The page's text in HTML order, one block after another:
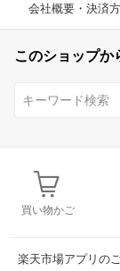
会社概要・決済
このショップか
買い物かご
楽天市場アプリの